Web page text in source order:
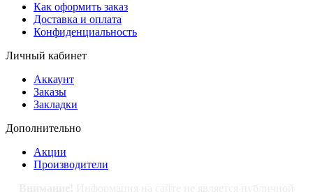
Как оформить заказ
Доставка и оплата
Конфиденциальность
Личный кабинет
Аккаунт
Заказы
Закладки
Дополнительно
Акции
Производители